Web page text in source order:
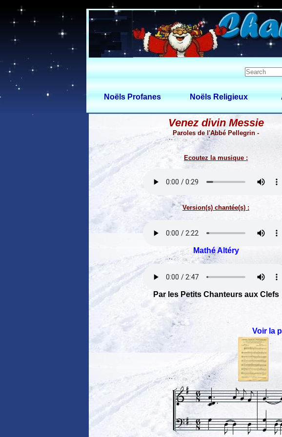
Noëls Profanes Noëls Religieux
Venez divin Messie
Paroles de l'Abbé Pellegrin -
Ecoutez la musique :
Version(s) chantée(s) :
Mathé Altéry
Par les Petits Chanteurs aux Clefs
Voir la